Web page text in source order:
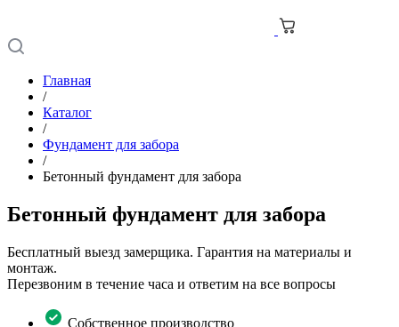
Главная
/
Каталог
/
Фундамент для забора
/
Бетонный фундамент для забора
Бетонный фундамент для забора
Бесплатный выезд замерщика. Гарантия на материалы и
монтаж.
Перезвоним в течение часа и ответим на все вопросы
Собственное производство